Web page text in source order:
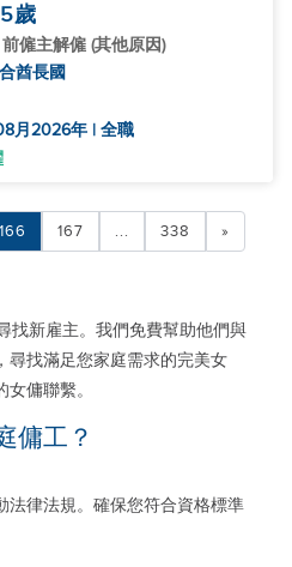
歲
僱主解僱 (其他原因)
酋長國
月2026年 | 全職
166 167 ... 338 »
找新雇主。我們免費幫助他們與
尋找滿足您家庭需求的完美女
傭聯繫。
傭工？
法律法規。確保您符合資格標準